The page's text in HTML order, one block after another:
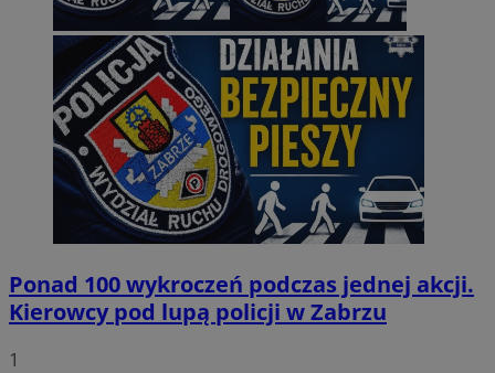
Ponad 100 wykroczeń podczas jednej akcji.
Kierowcy pod lupą policji w Zabrzu
1